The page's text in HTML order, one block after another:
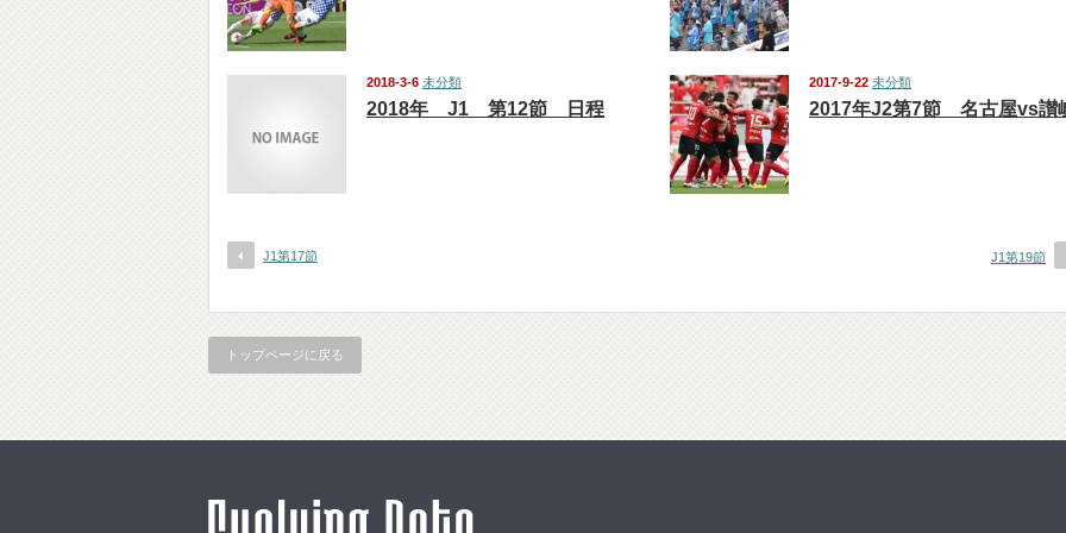
2018-3-6 未分類
2018年 J1 第12節 日程
2017-9-22 未分類
2017年J2第7節 名古屋vs讃
J1第17節 J1第19節
トップページに戻る